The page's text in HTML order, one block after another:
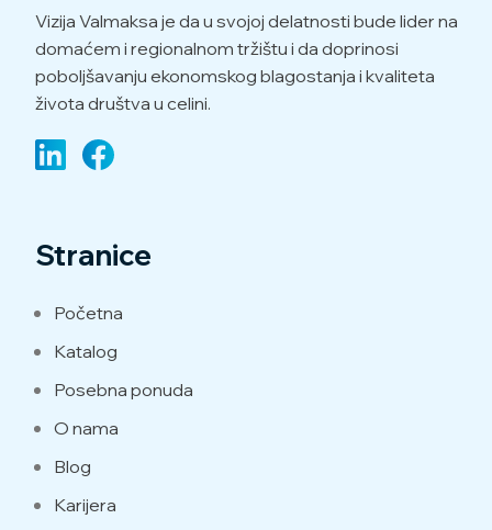
Vizija Valmaksa je da u svojoj delatnosti bude lider na
domaćem i regionalnom tržištu i da doprinosi
poboljšavanju ekonomskog blagostanja i kvaliteta
života društva u celini.
Stranice
Početna
Katalog
Posebna ponuda
O nama
Blog
Karijera